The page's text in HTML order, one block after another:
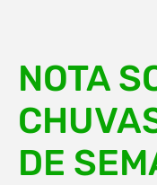
NOTA
DE